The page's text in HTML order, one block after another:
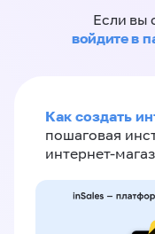
Если вы
войдите в
Как создать
пошаговая
интернет-